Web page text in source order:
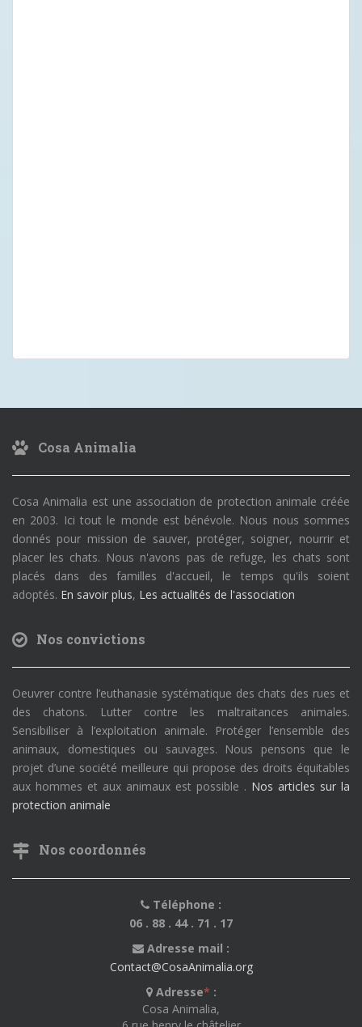
Cosa Animalia
Cosa Animalia est une association de protection animale créée
en 2003. Ici tout le monde est bénévole. Nous nous sommes
donnés pour mission de sauver, protéger, soigner, nourrir et
placer les chats. Nous n'avons pas de refuge, les chats sont
placés dans des familles d'accueil, le temps qu'ils soient
adoptés. En savoir plus, Les actualités de l'association
Nos convictions
Oeuvrer contre l’euthanasie systématique des chats des rues et
des chatons. Lutter contre les maltraitances animales.
Sensibiliser à l’exploitation animale. Protéger l’ensemble des
animaux, domestiques ou sauvages. Nous pensons que le
projet d’une société meilleure qui propose des droits équitables
aux hommes et aux animaux est possible . Nos articles sur la
protection animale
Nos coordonnés
Téléphone :
06 . 88 . 44 . 71 . 17
Adresse mail :
Contact@CosaAnimalia.org
Adresse* :
Cosa Animalia,